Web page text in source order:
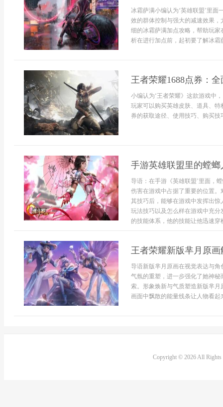
冰霜萨满小编认为‘英雄联盟’里
效的群体控制与强大的减速效果
细的冰霜萨满加点攻略，帮助玩
析在进行加点前，起初要了解冰霜
王者荣耀1688点券：
小编认为‘王者荣耀》这款游戏中
玩家可以购买英雄皮肤、道具、
券的获取途径、使用技巧、购买
手游英雄联盟里的螳
导语：在手游《英雄联盟’里面，
伤害在游戏中占据了重要的位置
其技巧后，能够在游戏中发挥出
玩法技巧以及怎么样在游戏中充
的技能体系，他的技能让他迅速穿
王者荣耀新版芈月原
导语新版芈月原画在视觉表达与
气氛的重塑，进一步强化了她神
索。形象焕新与气质塑造新版芈
画面中飘散的能量线条让人物看
Copyright © 2026 All